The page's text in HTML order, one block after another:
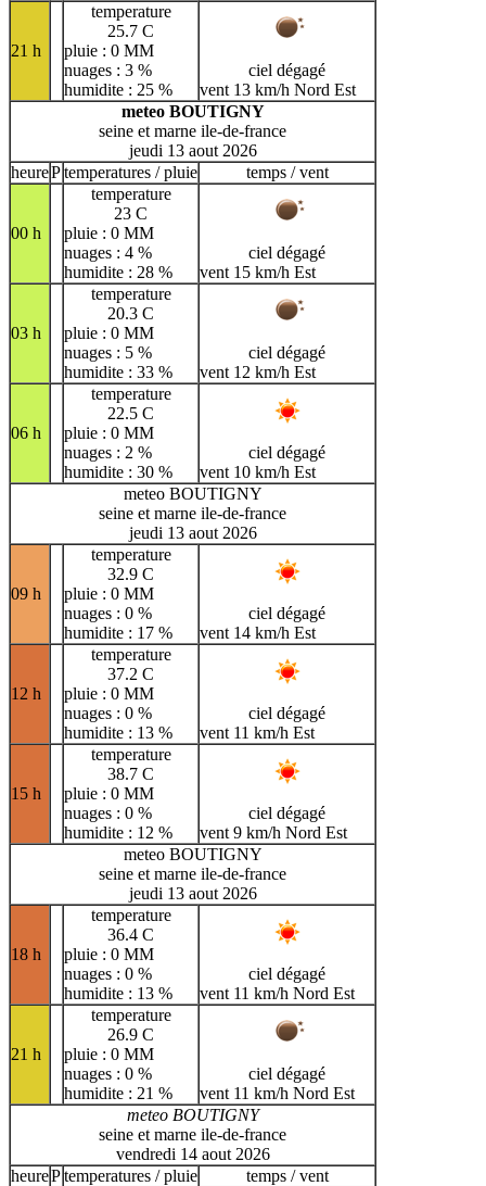
21 h
temperature
25.7 C
pluie : 0 MM
nuages : 3 %
humidite : 25 %
ciel dégagé
vent 13 km/h Nord Est
meteo BOUTIGNY
seine et marne ile-de-france
jeudi 13 aout 2026
heurePtemperatures / pluie temps / vent
00 h
temperature
23 C
pluie : 0 MM
nuages : 4 %
humidite : 28 %
ciel dégagé
vent 15 km/h Est
03 h
temperature
20.3 C
pluie : 0 MM
nuages : 5 %
humidite : 33 %
ciel dégagé
vent 12 km/h Est
06 h
temperature
22.5 C
pluie : 0 MM
nuages : 2 %
humidite : 30 %
ciel dégagé
vent 10 km/h Est
meteo BOUTIGNY
seine et marne ile-de-france
jeudi 13 aout 2026
09 h
temperature
32.9 C
pluie : 0 MM
nuages : 0 %
humidite : 17 %
ciel dégagé
vent 14 km/h Est
12 h
temperature
37.2 C
pluie : 0 MM
nuages : 0 %
humidite : 13 %
ciel dégagé
vent 11 km/h Est
15 h
temperature
38.7 C
pluie : 0 MM
nuages : 0 %
humidite : 12 %
ciel dégagé
vent 9 km/h Nord Est
meteo BOUTIGNY
seine et marne ile-de-france
jeudi 13 aout 2026
18 h
temperature
36.4 C
pluie : 0 MM
nuages : 0 %
humidite : 13 %
ciel dégagé
vent 11 km/h Nord Est
21 h
temperature
26.9 C
pluie : 0 MM
nuages : 0 %
humidite : 21 %
ciel dégagé
vent 11 km/h Nord Est
meteo BOUTIGNY
seine et marne ile-de-france
vendredi 14 aout 2026
heurePtemperatures / pluie temps / vent